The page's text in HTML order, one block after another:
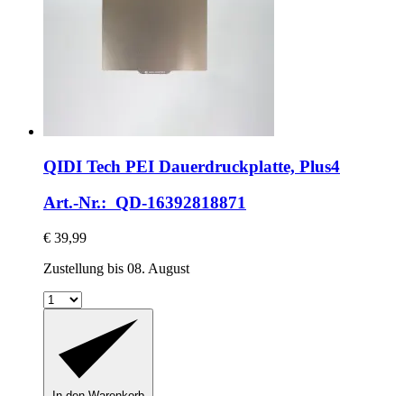
QIDI Tech PEI Dauerdruckplatte, Plus4
Art.-Nr.: QD-16392818871
€ 39,99
Zustellung bis 08. August